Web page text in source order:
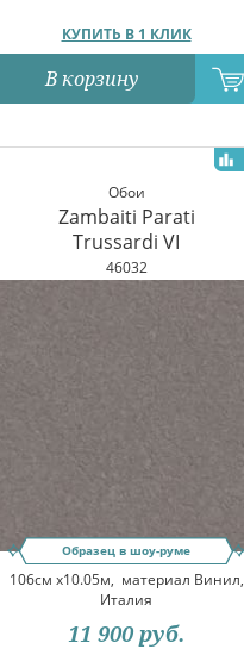
КУПИТЬ В 1 КЛИК
В корзину
Обои
Zambaiti Parati
Trussardi VI
46032
Образец в шоу-руме
106см x10.05м, материал Винил,
Италия
11 900 руб.